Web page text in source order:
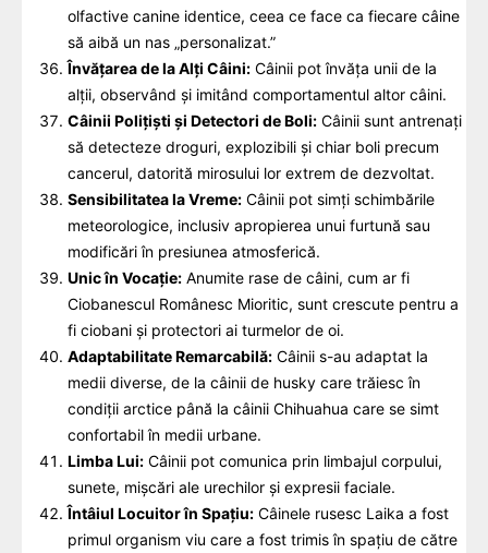
olfactive canine identice, ceea ce face ca fiecare câine
să aibă un nas „personalizat.”
Învățarea de la Alți Câini: Câinii pot învăța unii de la
alții, observând și imitând comportamentul altor câini.
Câinii Polițiști și Detectori de Boli: Câinii sunt antrenați
să detecteze droguri, explozibili și chiar boli precum
cancerul, datorită mirosului lor extrem de dezvoltat.
Sensibilitatea la Vreme: Câinii pot simți schimbările
meteorologice, inclusiv apropierea unui furtună sau
modificări în presiunea atmosferică.
Unic în Vocație: Anumite rase de câini, cum ar fi
Ciobanescul Românesc Mioritic, sunt crescute pentru a
fi ciobani și protectori ai turmelor de oi.
Adaptabilitate Remarcabilă: Câinii s-au adaptat la
medii diverse, de la câinii de husky care trăiesc în
condiții arctice până la câinii Chihuahua care se simt
confortabil în medii urbane.
Limba Lui: Câinii pot comunica prin limbajul corpului,
sunete, mișcări ale urechilor și expresii faciale.
Întâiul Locuitor în Spațiu: Câinele rusesc Laika a fost
primul organism viu care a fost trimis în spațiu de către